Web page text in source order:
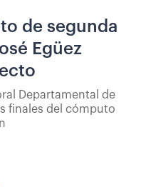
de segunda
Egüez
Departamental de
finales del cómputo